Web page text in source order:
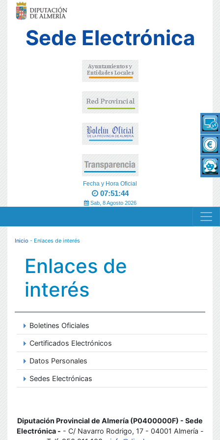
Sede Electrónica
Fecha y Hora Oficial
07:51:44
Sab, 8 Agosto 2026
MENÚ RESPONSIVE
Inicio - Enlaces de interés
Enlaces de
interés
Boletines Oficiales
Certificados Electrónicos
Datos Personales
Sedes Electrónicas
Diputación Provincial de Almería (P0400000F) - Sede
Electrónica - - C/ Navarro Rodrigo, 17 - 04001 Almería -